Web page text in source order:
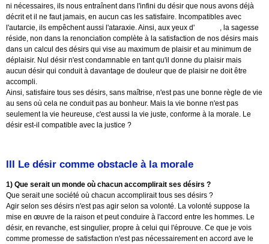
ni nécessaires, ils nous entraînent dans l'infini du désir que nous avons déjà
décrit et il ne faut jamais, en aucun cas les satisfaire. Incompatibles avec
l'autarcie, ils empêchent aussi l'ataraxie. Ainsi, aux yeux d'
, la sagesse
réside, non dans la renonciation complète à la satisfaction de nos désirs mais
dans un calcul des désirs qui vise au maximum de plaisir et au minimum de
déplaisir. Nul désir n'est condamnable en tant qu'il donne du plaisir mais
aucun désir qui conduit à davantage de douleur que de plaisir ne doit être
accompli.
Ainsi, satisfaire tous ses désirs, sans maîtrise, n'est pas une bonne règle de vie
au sens où cela ne conduit pas au bonheur. Mais la vie bonne n'est pas
seulement la vie heureuse, c'est aussi la vie juste, conforme à la morale. Le
désir est-il compatible avec la justice ?
III Le désir comme obstacle à la morale
1) Que serait un monde où chacun accomplirait ses désirs ?
Que serait une société où chacun accomplirait tous ses désirs ?
Agir selon ses désirs n'est pas agir selon sa volonté. La volonté suppose la
mise en œuvre de la raison et peut conduire à l'accord entre les hommes. Le
désir, en revanche, est singulier, propre à celui qui l'éprouve. Ce que je vois
comme promesse de satisfaction n'est pas nécessairement en accord ave le